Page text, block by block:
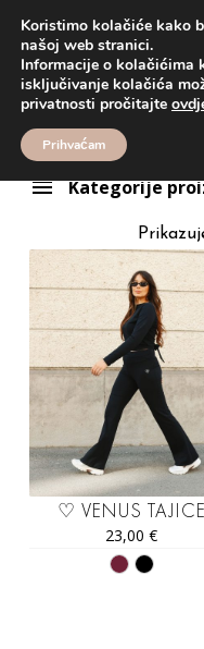
Proizvodi
Kategorije
♡ VENUS TAJICE
23,00€
Koristimo kolačiće kako
našoj web stranici.
Informacije o kolačićima
isključivanje kolačića
privatnosti pročitajte
Prihvaćam